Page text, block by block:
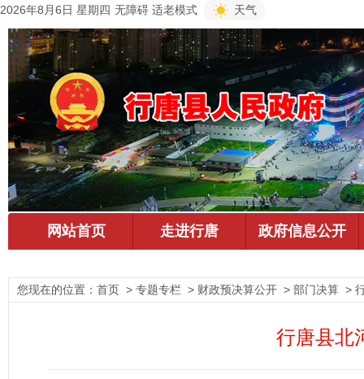
2026年8月6日 星期四 无障碍 适老模式 天气
您现在的位置： 首页 > 专题专栏 > 财政预决算公开 > 部门决算 >
行唐县北